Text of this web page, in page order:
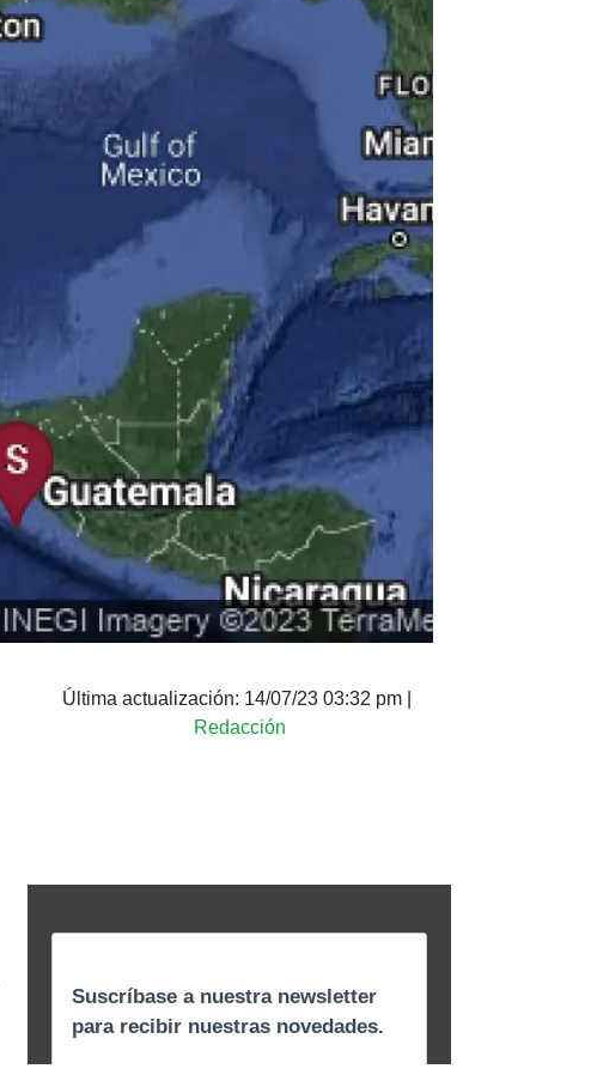
Última actualización: 14/07/23 03:32 pm
Redacción